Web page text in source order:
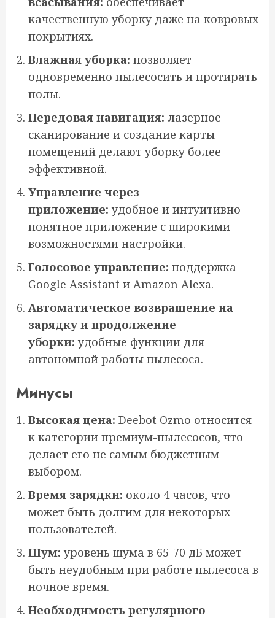
качественную уборку даже на ковровых
покрытиях.
Влажная уборка: позволяет
одновременно пылесосить и протирать
полы.
Передовая навигация: лазерное
сканирование и создание карты
помещений делают уборку более
эффективной.
Управление через
приложение: удобное и интуитивно
понятное приложение с широкими
возможностями настройки.
Голосовое управление: поддержка
Google Assistant и Amazon Alexa.
Автоматическое возвращение на
зарядку и продолжение
уборки: удобные функции для
автономной работы пылесоса.
Минусы
Высокая цена: Deebot Ozmo относится
к категории премиум-пылесосов, что
делает его не самым бюджетным
выбором.
Время зарядки: около 4 часов, что
может быть долгим для некоторых
пользователей.
Шум: уровень шума в 65-70 дБ может
быть неудобным при работе пылесоса в
ночное время.
Необходимость регулярного